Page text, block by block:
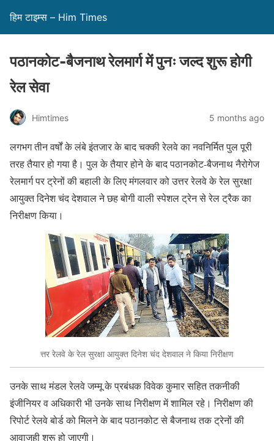
हिम टाइम्स – Him Times
पठानकोट-बैजनाथ रेलमार्ग में पुनः जल्द शुरू होगी
रेल सेवा
Himtimes 5 months ago
लगभग तीन वर्षों के लंबे इंतजार के बाद चक्की रेलवे का नवनिर्मित पुल पूरी
तरह तैयार हो गया है। पुल के तैयार होने के बाद पठानकोट-बैजनाथ नैरोगेज
रेलमार्ग पर ट्रेनों की बहाली के लिए मंगलवार को उत्तर रेलवे के रेल सुरक्षा
आयुक्त दिनेश चंद देशवाल ने छह बोगी वाली स्पेशल ट्रेन से रेल ट्रैक का
निरीक्षण किया।
त्तर रेलवे के रेल सुरक्षा आयुक्त दिनेश चंद देशवाल ने किया निरीक्षण
उनके साथ मंडल रेलवे जम्मू के प्रबंधक विवेक कुमार सहित तकनीकी
इंजीनियर व अधिकारी भी उनके साथ निरीक्षण में शामिल रहे। निरीक्षण की
रिपोर्ट रेलवे बोर्ड को मिलने के बाद पठानकोट से बैजनाथ तक ट्रेनों की
आवाजही शुरू हो जाएगी।